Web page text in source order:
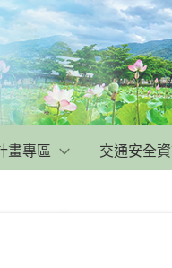
畫專區 交通安全